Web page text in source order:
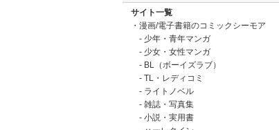
サイト一覧
漫画/電子書籍のコミックシーモア
少年・青年マンガ
少女・女性マンガ
BL（ボーイズラブ）
TL・レディコミ
ライトノベル
雑誌・写真集
小説・実用書